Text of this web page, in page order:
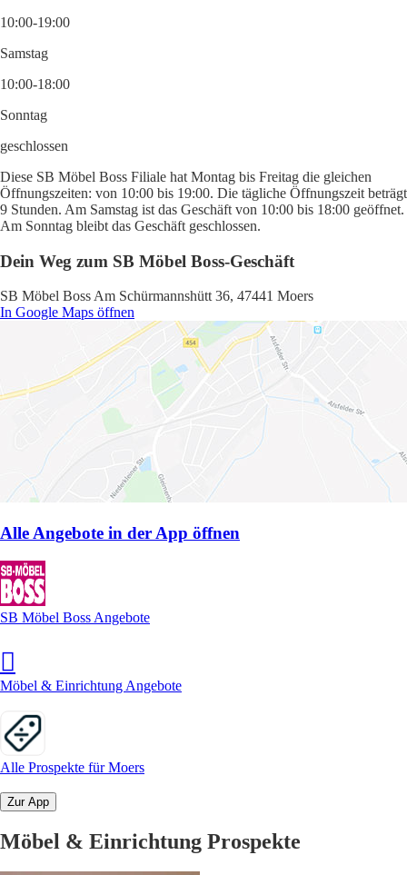
10:00-19:00
Samstag
10:00-18:00
Sonntag
geschlossen
Diese SB Möbel Boss Filiale hat Montag bis Freitag die gleichen
Öffnungszeiten: von 10:00 bis 19:00. Die tägliche Öffnungszeit beträgt
9 Stunden. Am Samstag ist das Geschäft von 10:00 bis 18:00 geöffnet.
Am Sonntag bleibt das Geschäft geschlossen.
Dein Weg zum SB Möbel Boss-Geschäft
SB Möbel Boss Am Schürmannshütt 36, 47441 Moers
In Google Maps öffnen
Alle Angebote in der App öffnen
SB Möbel Boss Angebote
Möbel & Einrichtung Angebote
Alle Prospekte für Moers
Zur App
Möbel & Einrichtung Prospekte